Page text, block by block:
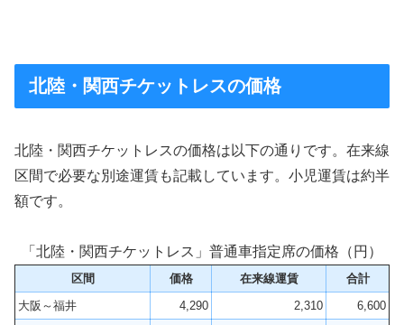
北陸・関西チケットレスの価格
北陸・関西チケットレスの価格は以下の通りです。在来線
区間で必要な別途運賃も記載しています。小児運賃は約半
額です。
「北陸・関西チケットレス」普通車指定席の価格（円）
区間 価格 在来線運賃
合計
大阪～福井
4,290 2,310
6,600